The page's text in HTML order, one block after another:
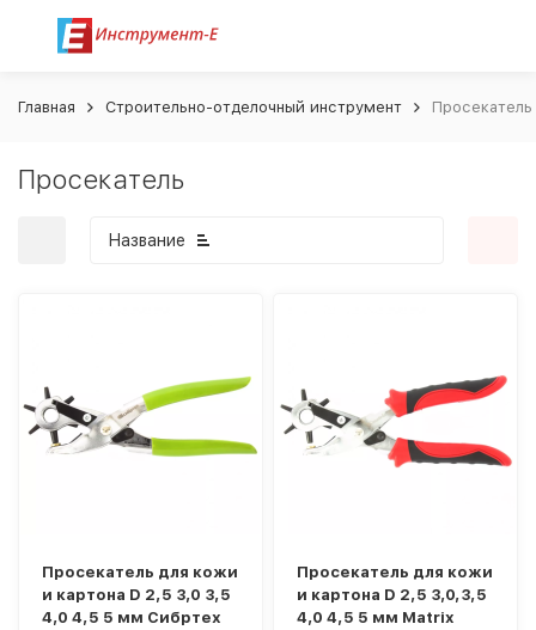
Главная Строительно-отделочный инструмент Просекатель
Просекатель
Название
покупателей
Просекатель для кожи
и картона D 2,5 3,0 3,5
4,0 4,5 5 мм Сибртех
Просекатель для кожи
и картона D 2,5 3,0,3,5
4,0 4,5 5 мм Matrix